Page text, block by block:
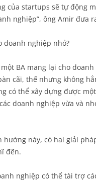
của startups sẽ tự động
nghiệp”, ông Amir đưa
doanh nghiệp nhỏ?
BA mang lại cho
cãi, thế nhưng không
có thể xây dựng được
doanh nghiệp vừa và
hướng này, có hai giải
đến.
nghiệp có thể tài trợ